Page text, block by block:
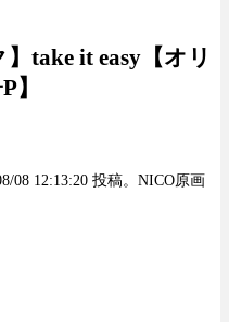
take it easy【オリ
】
08 12:13:20 投稿。NICO原画